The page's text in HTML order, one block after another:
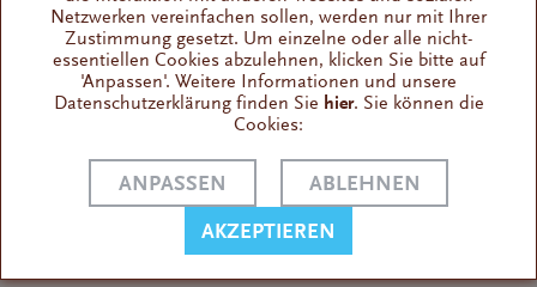
inspiriert von der Rhabarberschorle
Wissenswertes
Genau wie eine Rhabarberschorle schmeckt dieser Tee
Infos / FAQ
Zutaten: Apfelstücke, Apfelwürfel, Hibiskusblüten,
Netzwerken vereinfachen sollen, werden nur mit Ihrer
Zustimmung gesetzt. Um einzelne oder alle nicht-
essentiellen Cookies abzulehnen, klicken Sie bitte auf
'Anpassen'. Weitere Informationen und unsere
Datenschutzerklärung finden Sie hier. Sie können die
Cookies:
ANPASSEN
ABLEHNEN
AKZEPTIEREN